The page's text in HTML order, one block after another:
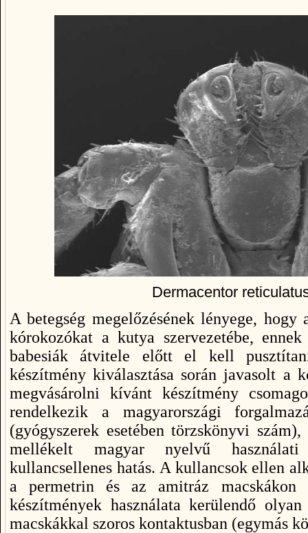
Dermacentor
A betegség megelőzésének lényege,
kórokozókat a kutya szervezetébe,
babesiák átvitele előtt el kell
készítmény kiválasztása során javasolt a
megvásárolni kívánt készítmény
rendelkezik a magyarországi
(gyógyszerek esetében törzskönyvi
mellékelt magyar nyelvű
kullancsellenes hatás. A kullancsok ellen
a permetrin és az amitráz macskákon
készítmények használata kerülendő
macskákkal szoros kontaktusban (egymás